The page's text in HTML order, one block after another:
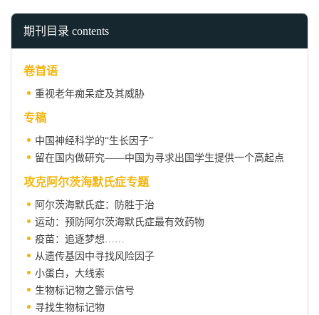
期刊目录 contents
卷首语
重视老年痴呆症及其威胁
专稿
中国神经科学的“生长因子”
留在国内做研究——中国为寻求出国学生提供一个高起点
攻克阿尔茨海默氏症专题
阿尔茨海默氏症：防胜于治
运动：预防阿尔茨海默氏症最有效药物
疫苗：追逐梦想……
从遗传基因中寻找风险因子
小蛋白，大线索
生物标记物之警示信号
寻找生物标记物